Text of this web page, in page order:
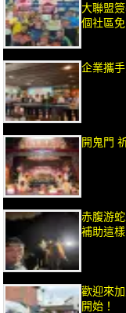
大聯盟
個社區
企業攜
開鬼門
赤腹游
補助這
歡迎來
開始！